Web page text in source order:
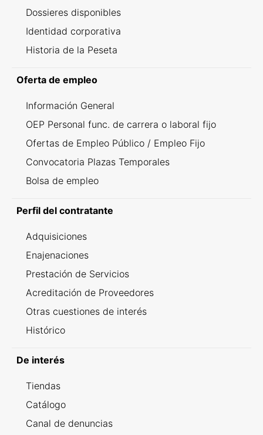
Dossieres disponibles
Identidad corporativa
Historia de la Peseta
Oferta de empleo
Información General
OEP Personal func. de carrera o laboral fijo
Ofertas de Empleo Público / Empleo Fijo
Convocatoria Plazas Temporales
Bolsa de empleo
Perfil del contratante
Adquisiciones
Enajenaciones
Prestación de Servicios
Acreditación de Proveedores
Otras cuestiones de interés
Histórico
De interés
Tiendas
Catálogo
Canal de denuncias